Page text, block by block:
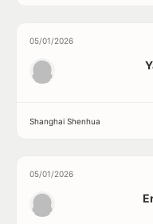
05/01/2026
Shanghai Shenhua
05/01/2026